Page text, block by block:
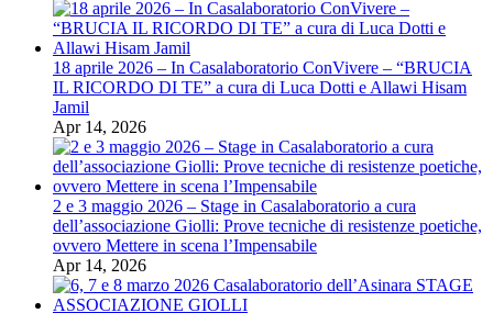
18 aprile 2026 – In Casalaboratorio ConVivere – “BRUCIA
IL RICORDO DI TE” a cura di Luca Dotti e Allawi Hisam
Jamil
Apr 14, 2026
2 e 3 maggio 2026 – Stage in Casalaboratorio a cura
dell’associazione Giolli: Prove tecniche di resistenze poetiche,
ovvero Mettere in scena l’Impensabile
Apr 14, 2026